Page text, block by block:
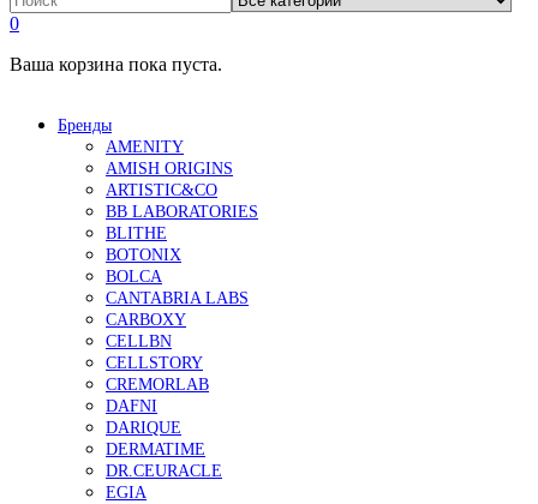
0
Ваша корзина пока пуста.
Бренды
AMENITY
AMISH ORIGINS
ARTISTIC&CO
BB LABORATORIES
BLITHE
BOTONIX
BOLCA
CANTABRIA LABS
CARBOXY
CELLBN
CELLSTORY
CREMORLAB
DAFNI
DARIQUE
DERMATIME
DR.CEURACLE
EGIA